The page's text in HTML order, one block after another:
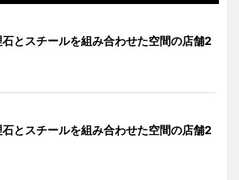
とスチールを組み合わせた空間の店舗2
とスチールを組み合わせた空間の店舗2